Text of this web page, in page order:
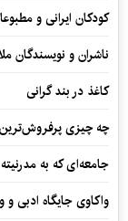
کودکان ایرانی و
ناشران و نویسندگان
کاغذ در بند گرانی
چه چیزی پرفروش‌ترین
جامعه‌ای که به
واکاوی جایگاه ادبی